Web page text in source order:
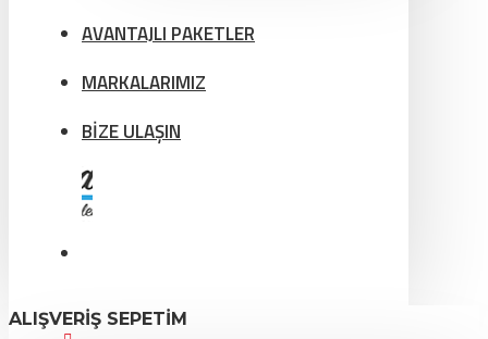
AVANTAJLI PAKETLER
MARKALARIMIZ
BİZE ULAŞIN
ALIŞVERIŞ SEPETIM